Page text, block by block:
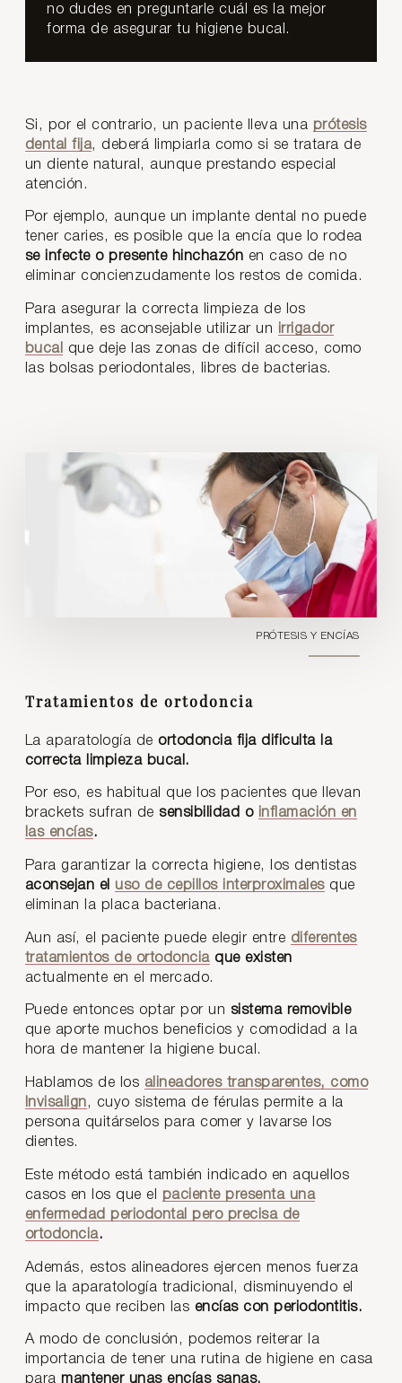
no dudes en preguntarle cuál es la mejor
forma de asegurar tu higiene bucal.
Si, por el contrario, un paciente lleva una prótesis
dental fija, deberá limpiarla como si se tratara de
un diente natural, aunque prestando especial
atención.
Por ejemplo, aunque un implante dental no puede
tener caries, es posible que la encía que lo rodea
se infecte o presente hinchazón en caso de no
eliminar concienzudamente los restos de comida.
Para asegurar la correcta limpieza de los
implantes, es aconsejable utilizar un irrigador
bucal
que deje las zonas de difícil acceso, como
las bolsas periodontales, libres de bacterias.
PRÓTESIS Y ENCÍAS
Tratamientos de ortodoncia
La aparatología de ortodoncia fija dificulta la
correcta limpieza bucal.
Por eso, es habitual que los pacientes que llevan
brackets sufran de sensibilidad o inflamación en
las encías.
Para garantizar la correcta higiene, los dentistas
aconsejan el uso de cepillos interproximalesque
eliminan la placa bacteriana.
Aun así, el paciente puede elegir entre diferentes
tratamientos de ortodonciaque existen
actualmente en el mercado.
Puede entonces optar por un sistema removible
que aporte muchos beneficios y comodidad a la
hora de mantener la higiene bucal.
Hablamos de los alineadores transparentes, como
Invisalign, cuyo sistema de férulas permite a la
persona quitárselos para comer y lavarse los
dientes.
Este método está también indicado en aquellos
casos en los que el paciente presenta una
enfermedad periodontal pero precisa de
ortodoncia.
Además, estos alineadores ejercen menos fuerza
que la aparatología tradicional, disminuyendo el
impacto que reciben las encías con periodontitis.
A modo de conclusión, podemos reiterar la
importancia de tener una rutina de higiene en casa
para mantener unas encías sanas.